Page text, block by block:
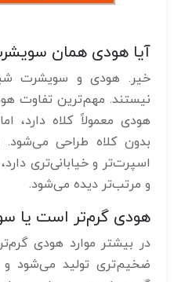
آیا هودی همان
خیر. هودی و سویشرت
نیستند. مهم‌ترین تفاوت
هودی معمولاً کلاه دارد،
بدون کلاه طراحی
اسپرت‌تر و خیابانی‌تری
و مرتب‌تر دیده می‌شود.
هودی گرم‌تر است یا
در بیشتر موارد هودی
ضخیم‌تری تولید می‌شود و